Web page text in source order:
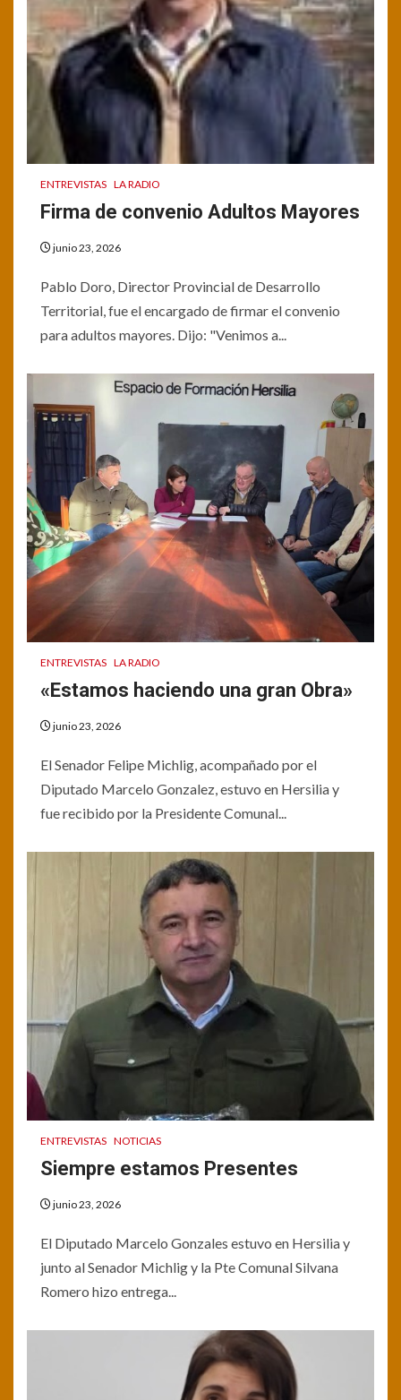
ENTREVISTAS LA RADIO
Firma de convenio Adultos Mayores
junio 23, 2026
Pablo Doro, Director Provincial de Desarrollo
Territorial, fue el encargado de firmar el convenio
para adultos mayores. Dijo: "Venimos a...
ENTREVISTAS LA RADIO
«Estamos haciendo una gran Obra»
junio 23, 2026
El Senador Felipe Michlig, acompañado por el
Diputado Marcelo Gonzalez, estuvo en Hersilia y
fue recibido por la Presidente Comunal...
ENTREVISTAS NOTICIAS
Siempre estamos Presentes
junio 23, 2026
El Diputado Marcelo Gonzales estuvo en Hersilia y
junto al Senador Michlig y la Pte Comunal Silvana
Romero hizo entrega...